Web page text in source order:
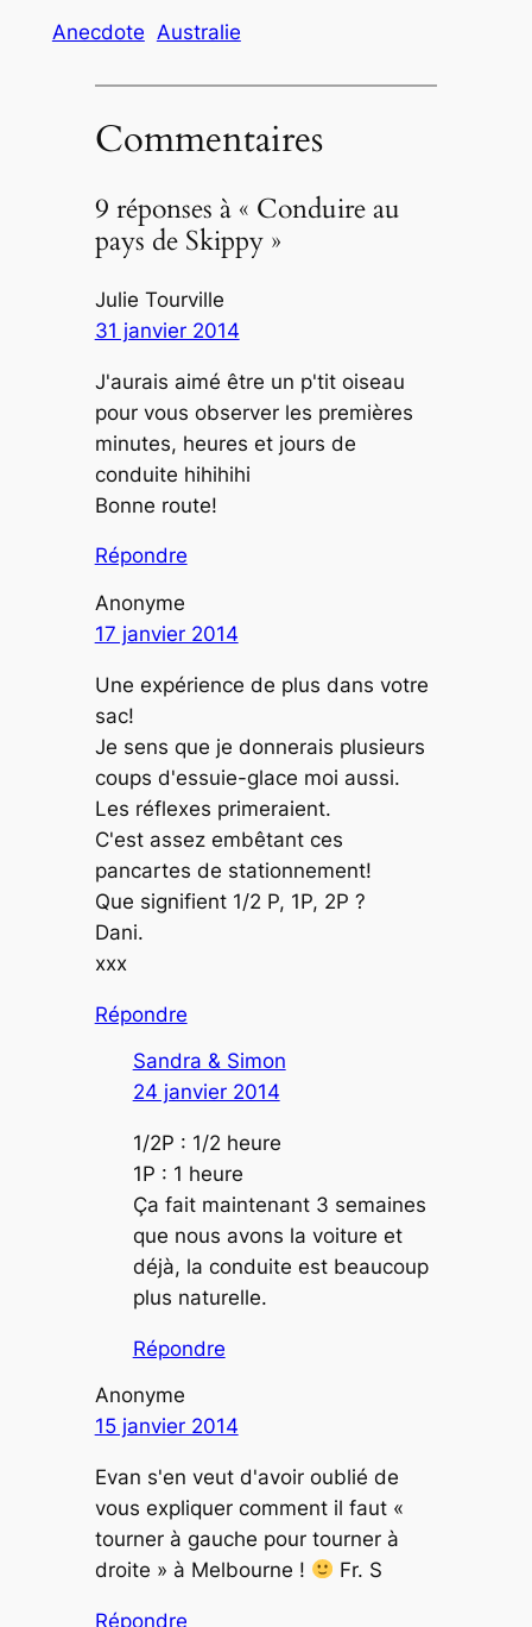
Anecdote Australie
Commentaires
9 réponses à « Conduire au
pays de Skippy »
Julie Tourville
31 janvier 2014
J'aurais aimé être un p'tit oiseau
pour vous observer les premières
minutes, heures et jours de
conduite hihihihi
Bonne route!
Répondre
Anonyme
17 janvier 2014
Une expérience de plus dans votre
sac!
Je sens que je donnerais plusieurs
coups d'essuie-glace moi aussi.
Les réflexes primeraient.
C'est assez embêtant ces
pancartes de stationnement!
Que signifient 1/2 P, 1P, 2P ?
Dani.
xxx
Répondre
Sandra & Simon
24 janvier 2014
1/2P : 1/2 heure
1P : 1 heure
Ça fait maintenant 3 semaines
que nous avons la voiture et
déjà, la conduite est beaucoup
plus naturelle.
Répondre
Anonyme
15 janvier 2014
Evan s'en veut d'avoir oublié de
vous expliquer comment il faut «
tourner à gauche pour tourner à
droite » à Melbourne !
Fr. S
Répondre